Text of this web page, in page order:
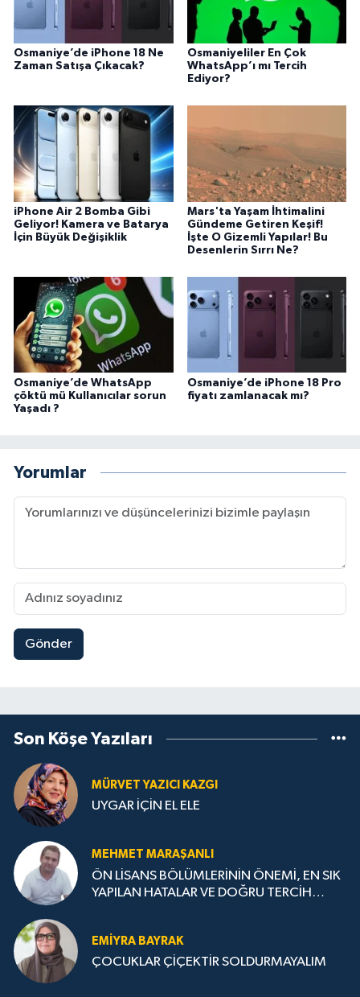
Osmaniye’de iPhone 18 Ne
Zaman Satışa Çıkacak?
Osmaniyeliler En Çok
WhatsApp’ı mı Tercih
Ediyor?
iPhone Air 2 Bomba Gibi
Geliyor! Kamera ve Batarya
İçin Büyük Değişiklik
Mars'ta Yaşam İhtimalini
Gündeme Getiren Keşif!
İşte O Gizemli Yapılar! Bu
Desenlerin Sırrı Ne?
Osmaniye’de WhatsApp
çöktü mü Kullanıcılar sorun
Yaşadı ?
Osmaniye’de iPhone 18 Pro
fiyatı zamlanacak mı?
Yorumlar
Gönder
Son Köşe Yazıları
MÜRVET YAZICI KAZGI
UYGAR İÇİN EL ELE
MEHMET MARAŞANLI
ÖN LİSANS BÖLÜMLERİNİN ÖNEMİ, EN SIK
YAPILAN HATALAR VE DOĞRU TERCİH
EMIYRA BAYRAK
ÇOCUKLAR ÇİÇEKTİR SOLDURMAYALIM